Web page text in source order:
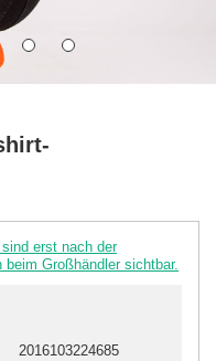
erst nach der
Großhändler sichtbar.
2016103224685